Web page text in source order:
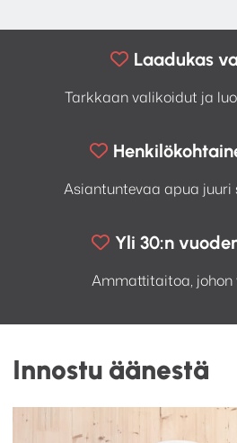
Laadukas
Tarkkaan valikoidut ja
Asiantuntevaa apua juuri
Yli 30:n
Ammattitaitoa, johon
Innostu äänestä